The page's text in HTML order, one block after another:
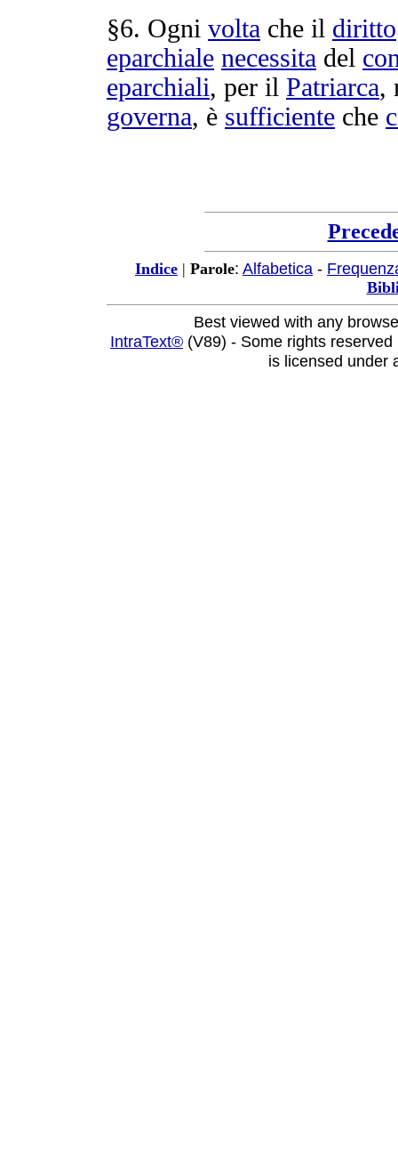
§6. Ogni volta che il diritto
eparchiale necessita del
eparchiali, per il Patriarca,
governa, è sufficiente che
Indice | Parole: Alfabetica -
Best viewed with any
IntraText® (V89) - Some rights
is licensed under